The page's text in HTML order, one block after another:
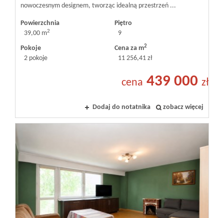
nowoczesnym designem, tworząc idealną przestrzeń ...
Powierzchnia
39,00 m2
Piętro
9
Pokoje
2 pokoje
Cena za m2
11 256,41 zł
cena 439 000 zł
Dodaj do notatnika zobacz więcej